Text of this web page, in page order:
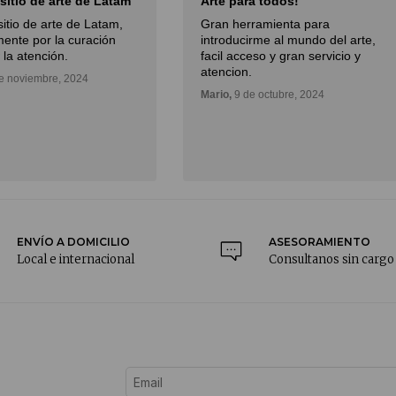
de arte de Latam,
por la curación
atención.
noviembre, 2024
Gran herramienta para
introducirme al mundo del arte,
facil acceso y gran servicio y
atencion.
Mario, 9 de octubre, 2024
ENVÍO A DOMICILIO
Local e internacional
ASESORAMIENTO
Consultanos sin cargo